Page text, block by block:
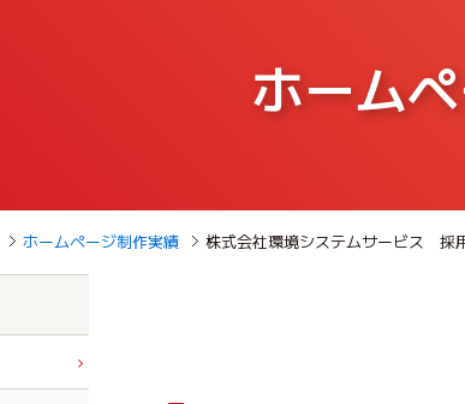
ホーム
ホームページ制作実績 株式会社環境システムサービス 採